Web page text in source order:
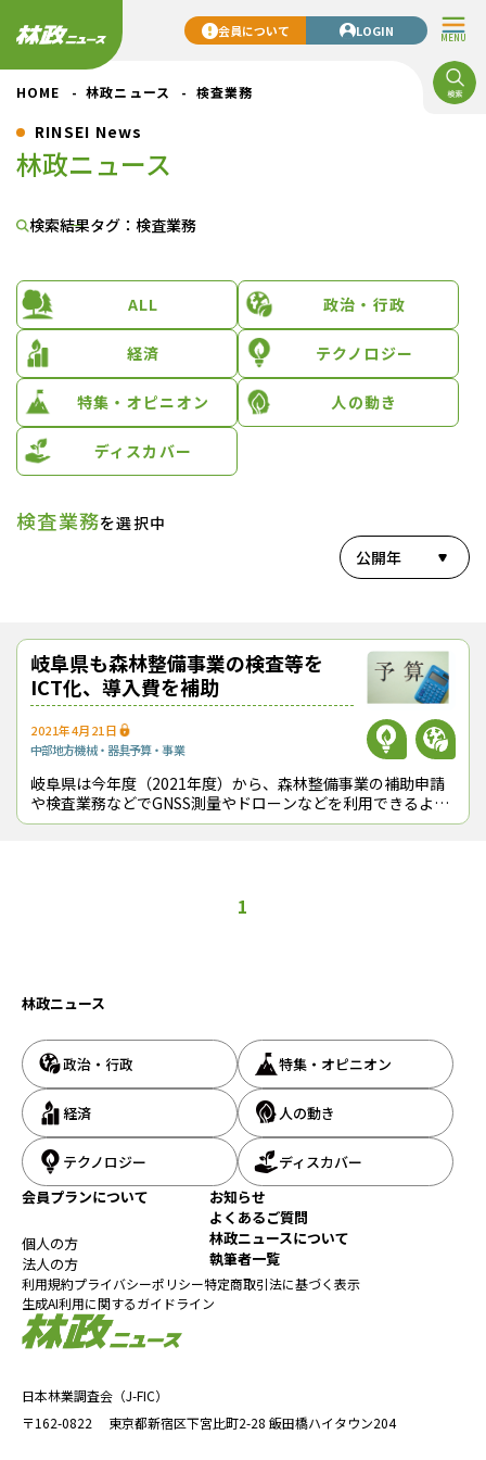
MENU
会員について LOGIN
HOME 林政ニュース 検査業務
RINSEI News
林政ニュース
検索結果タグ：検査業務
ALL 政治・行政
経済 テクノロジー
特集・オピニオン 人の動き
ディスカバー
検査業務を選択中
公開年
岐阜県も森林整備事業の検査等を
ICT化、導入費を補助
2021年4月21日
中部地方機械・器具予算・事業
岐阜県は今年度（2021年度）から、森林整備事業の補助申請
や検査業務などでGNSS測量やドローンなどを利用できるよう
にした。これらのICT機器を活用することで、担当職員が現場
1
日本林業調査会（J-FIC）
〒162-0822
東京都新宿区下宮比町2-28 飯田橋ハイタウン204
林政ニュース
政治・行政 特集・オピニオン
経済 人の動き
テクノロジー
ディスカバー
会員プランについて
個人の方
法人の方
お知らせ
よくあるご質問
林政ニュースについて
執筆者一覧
利用規約プライバシーポリシー特定商取引法に基づく表示
生成AI利用に関するガイドライン